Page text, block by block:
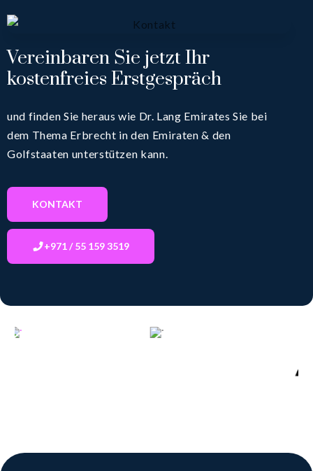
Vereinbaren Sie jetzt Ihr
kostenfreies Erstgespräch
und finden Sie heraus wie Dr. Lang Emirates Sie bei
dem Thema Erbrecht in den Emiraten & den
Golfstaaten unterstützen kann.
KONTAKT
+971 / 55 159 3519